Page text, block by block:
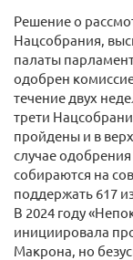
Решение о
Нацсобрания,
палаты
одобрен
течение двух
трети
пройдены и в
случае
собираются на
поддержать 617
В 2024 году
инициировала
Макрона, но